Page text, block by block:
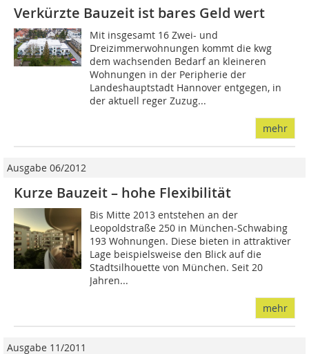
Verkürzte Bauzeit ist bares Geld wert
Mit insgesamt 16 Zwei- und
Dreizimmerwohnungen kommt die kwg
dem wachsenden Bedarf an kleineren
Wohnungen in der Peripherie der
Landeshauptstadt Hannover entgegen, in
der aktuell reger Zuzug...
mehr
Ausgabe 06/2012
Kurze Bauzeit – hohe Flexibilität
Bis Mitte 2013 entstehen an der
Leopoldstraße 250 in München-Schwabing
193 Wohnungen. Diese bieten in attraktiver
Lage beispielsweise den Blick auf die
Stadtsilhouette von München. Seit 20
Jahren...
mehr
Ausgabe 11/2011